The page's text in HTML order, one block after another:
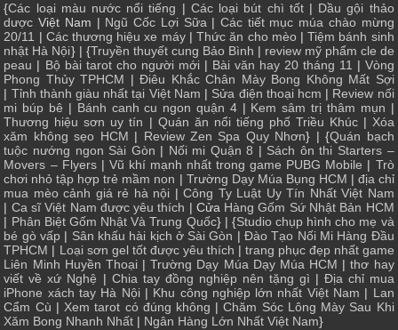
{Các loại màu nước nổi tiếng | Các loại bút chì tốt| Dầu gội thảo
dược Việt Nam | Ngũ Cốc Lợi Sữa | Các tiết mục múa chào mừng
20/11 | Các thương hiệu xe máy|Thức ăn cho mèo|Tiệm bánh sinh
nhật Hà Nội} | {Truyền thuyết cung Bảo Bình | review mỹ phẩm cle de
peau | Bộ bài tarot cho người mới| Bài văn hay 20 tháng 11 | Vòng
Phong Thủy TPHCM |Điêu Khắc Chân Mày Bong Không Mất Sợi
| Tỉnh thành giàu nhất tại Việt Nam | Sửa điện thoại hcm | Review nối
mi búp bê | Bánh canh cu ngon quận 4| Kem sâm trị thâm mụn |
Thương hiệu sơn uy tín | Quán ăn nổi tiếng phố Triều Khúc| Xóa
xăm không sẹo HCM | Review Zen Spa Quy Nhơn} | {Quán bạch
tuộc nướng ngon Sài Gòn | Nối mi Quận 8 | Sách ôn thi Starters –
Movers – Flyers| Vũ khí mạnh nhất trong game PUBG Mobile | Trò
chơi nhỏ tập hợp trẻ mầm non | Trường Dạy Múa Bụng HCM | địa chỉ
mua mèo cảnh giá rẻ hà nội |Công Ty Luật Uy Tín Nhất Việt Nam
| Ca sĩ Việt Nam được yêu thích | Cửa Hàng Gốm Sứ Nhật Bản HCM
| Phân Biệt Gốm Nhật Và Trung Quốc} | {Studio chụp hình cho mẹ và
bé gò vấp | Sân khấu hài kịch ở Sài Gòn |Đào Tạo Nối Mi Hàng Đầu
TPHCM | Loại sơn gel tốt được yêu thích | trang phục đẹp nhất game
Liên Minh Huyền Thoại|Trường Dạy Múa Dạy Múa HCM |thơ hay
viết về xứ Nghệ | Chia tay đồng nghiệp nên tặng gì | Địa chỉ mua
iPhone xách tay Hà Nội| Khu công nghiệp lớn nhất Việt Nam | Lan
Cẩm Cù | Xem tarot có đúng không |Chăm Sóc Lông Mày Sau Khi
Xăm Bong Nhanh Nhất | Ngân Hàng Lớn Nhất Việt Nam}